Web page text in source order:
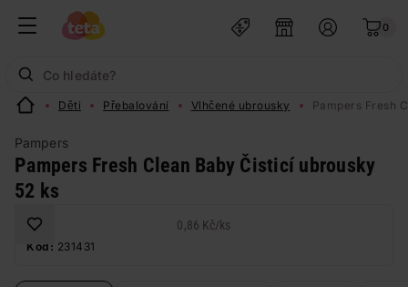
0
Děti Přebalování Vlhčené ubrousky Pampers Fresh
Pampers
Pampers Fresh Clean Baby Čisticí ubrousky
52 ks
0,86 Kč/ks
Kód: 231431